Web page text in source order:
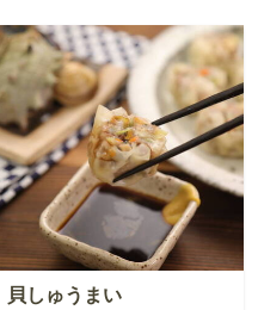
貝しゅうまい